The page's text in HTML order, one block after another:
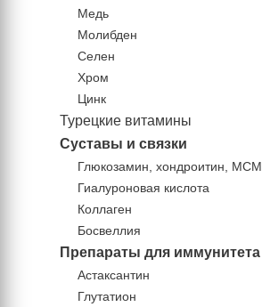
Медь
Молибден
Селен
Хром
Цинк
Турецкие витамины
Суставы и связки
Глюкозамин, хондроитин, МСМ
Гиалуроновая кислота
Коллаген
Босвеллия
Препараты для иммунитета
Астаксантин
Глутатион